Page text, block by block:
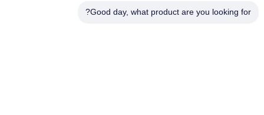
(GuangDong)Foshan Winsco Metal Products
Good day, what product are you looking for?